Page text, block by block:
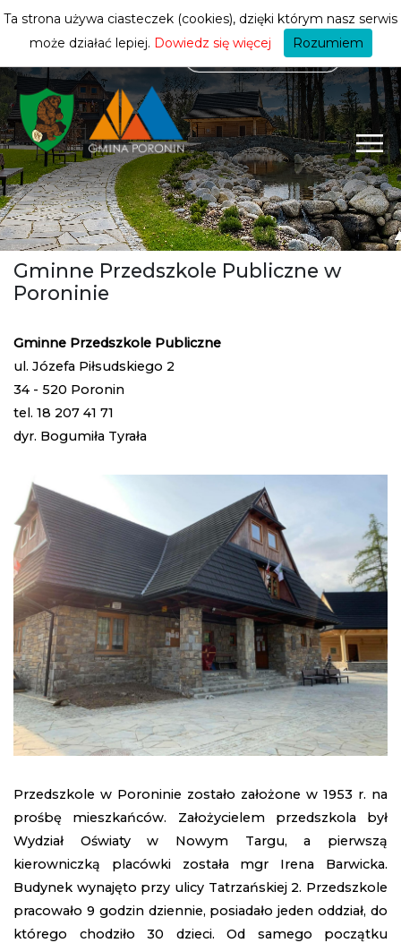
mieszkańca
Gminne Przedszkole Publiczne w
Poroninie
Gminne Przedszkole Publiczne
ul. Józefa Piłsudskiego 2
34 - 520 Poronin
tel. 18 207 41 71
dyr. Bogumiła Tyrała
Przedszkole w Poroninie zostało założone w 1953 r. na
prośbę mieszkańców. Założycielem przedszkola był
Wydział Oświaty w Nowym Targu, a pierwszą
kierowniczką placówki została mgr Irena Barwicka.
Budynek wynajęto przy ulicy Tatrzańskiej 2. Przedszkole
pracowało 9 godzin dziennie, posiadało jeden oddział, do
którego chodziło 30 dzieci. Od samego początku
Ta strona używa ciasteczek (cookies), dzięki którym nasz serwis
może działać lepiej. Dowiedz się więcej Rozumiem